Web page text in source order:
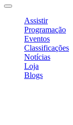
Assistir
Programação
Eventos
Classificações
Notícias
Loja
Blogs